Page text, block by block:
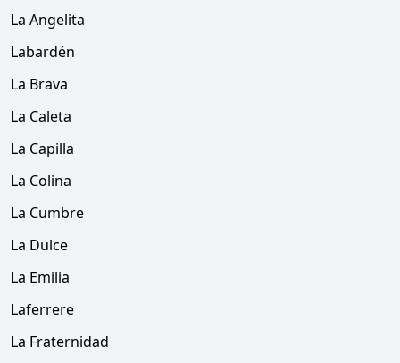
La Angelita
Labardén
La Brava
La Caleta
La Capilla
La Colina
La Cumbre
La Dulce
La Emilia
Laferrere
La Fraternidad